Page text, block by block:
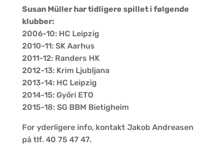
Susan Müller har tidligere spillet i følgende
klubber:
2006-10: HC Leipzig
2010-11: SK Aarhus
2011-12: Randers HK
2012-13: Krim Ljubljana
2013-14: HC Leipzig
2014-15: Győri ETO
2015-18: SG BBM Bietigheim
For yderligere info, kontakt Jakob Andreasen
på tlf. 40 75 47 47.